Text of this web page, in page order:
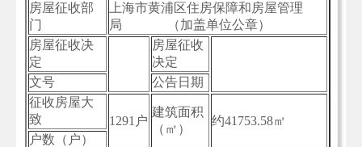
房屋征收部
门
上海市黄浦区住房保障和房屋管理
局 （加盖单位公章）
房屋征收决
定
房屋征收
决定
文号
公告日期
征收房屋大
致
1291户
建筑面积
（㎡）
约41753.58㎡
户数（户）